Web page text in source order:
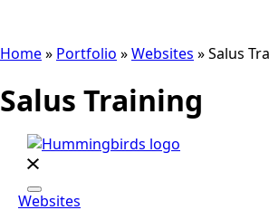
Home» Portfolio »Websites »Salus
Salus Training
Websites